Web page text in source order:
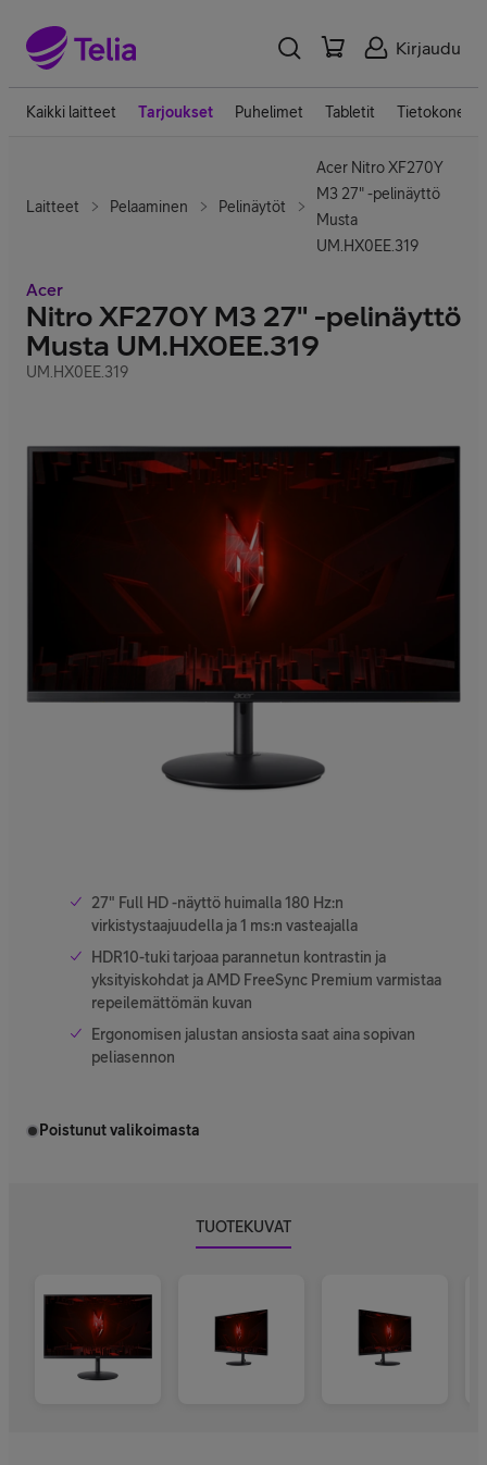
Kirjaudu
Kaikki laitteet Tarjoukset Puhelimet Tabletit Tietokoneet
Laitteet Pelaaminen Pelinäytöt
Acer Nitro XF270Y
M3 27" -pelinäyttö
Musta
UM.HX0EE.319
Acer
Nitro XF270Y M3 27" -pelinäyttö
Musta UM.HX0EE.319
UM.HX0EE.319
27" Full HD -näyttö huimalla 180 Hz:n
virkistystaajuudella ja 1 ms:n vasteajalla
HDR10-tuki tarjoaa parannetun kontrastin ja
yksityiskohdat ja AMD FreeSync Premium varmistaa
repeilemättömän kuvan
Ergonomisen jalustan ansiosta saat aina sopivan
peliasennon
Poistunut valikoimasta
TUOTEKUVAT